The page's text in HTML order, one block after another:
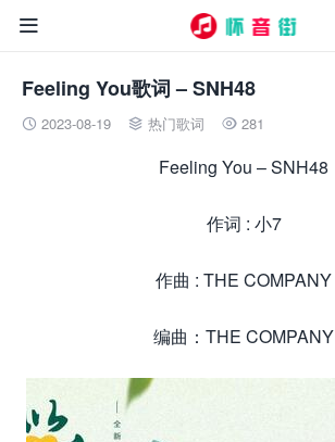

Feeling You歌词 – SNH48
 2023-08-19  热门歌词  281
Feeling You – SNH48
作词 : 小7
作曲 : THE COMPANY
编曲：THE COMPANY